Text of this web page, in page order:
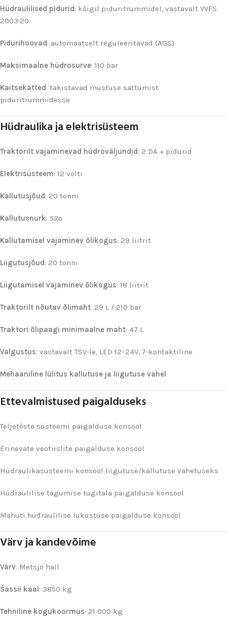
Hüdraulilised pidurid: kõigil piduritrummidel, vastavalt VVFS
2003:20
Pidurihoovad: automaatselt reguleeritavad (AGS)
Maksimaalne hüdrosurve: 110 bar
Kaitsekatted: takistavad mustuse sattumist
piduritrummidesse
Hüdraulika ja elektrisüsteem
Traktorilt vajaminevad hüdroväljundid: 2 DA + pidurid
Elektrisüsteem: 12 volti
Kallutusjõud: 20 tonni
Kallutusnurk: 52º
Kallutamisel vajaminev õlikogus: 29 liitrit
Liigutusjõud: 20 tonni
Liigutamisel vajaminev õlikogus: 18 liitrit
Traktorilt nõutav õlimaht: 29 L / 210 bar
Traktori õlipaagi minimaalne maht: 47 L
Valgustus: vastavalt TSV-le, LED 12–24V, 7-kontaktiline
Mehaaniline lülitus kallutuse ja liigutuse vahel
Ettevalmistused paigalduseks
Teljetõste süsteemi paigalduse konsool
Erinevate veotiislite paigalduse konsool
Hüdraulikasüsteemi konsool liigutuse/kallutuse vahetuseks
Hüdraulilise tagumise tugitala paigalduse konsool
Mahuti hüdraulilise lukustuse paigalduse konsool
Värv ja kandevõime
Värv: Metsjö hall
Šassii kaal : 3850 kg
Tehniline kogukoormus: 21 000 kg